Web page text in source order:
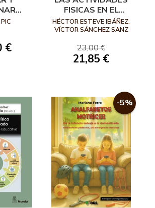
€
FISICAS EN EL
MEDIO NATURAL,
INNOVACION
EDUCACIÓN
HÉCTOR ESTEVE IBÁÑEZ,
VÍCTOR SÁNCHEZ SANZ
23,00 €
21,85 €
-5%